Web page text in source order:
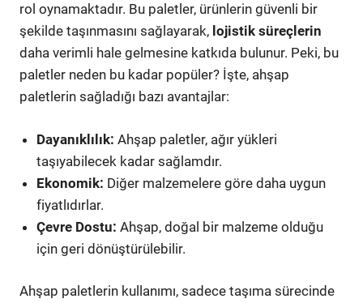
rol oynamaktadır. Bu paletler, ürünlerin güvenli bir
şekilde taşınmasını sağlayarak, lojistik süreçlerin
daha verimli hale gelmesine katkıda bulunur. Peki, bu
paletler neden bu kadar popüler? İşte, ahşap
paletlerin sağladığı bazı avantajlar:
Dayanıklılık: Ahşap paletler, ağır yükleri
taşıyabilecek kadar sağlamdır.
Ekonomik: Diğer malzemelere göre daha uygun
fiyatlıdırlar.
Çevre Dostu: Ahşap, doğal bir malzeme olduğu
için geri dönüştürülebilir.
Ahşap paletlerin kullanımı, sadece taşıma sürecinde